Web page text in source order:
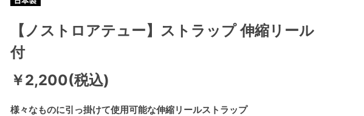
様々なものに引っ掛けて使用可能な伸縮リールストラップ
【ノストロアテュー】ストラップ 伸縮リール
付
￥2,200(税込)